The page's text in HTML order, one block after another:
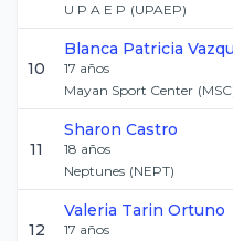
U P A E P (UPAEP)
10
Blanca Patricia
17 años
Mayan Sport Center (MSC
11
Sharon Castro
18 años
Neptunes (NEPT)
12
Valeria Tarin Ortuno
17 años